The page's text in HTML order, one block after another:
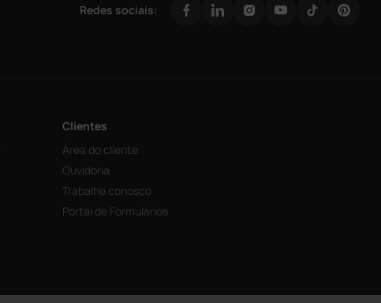
Redes sociais:
Clientes
Área do cliente
Ouvidoria
Trabalhe conosco
Portal de Formulários